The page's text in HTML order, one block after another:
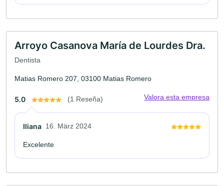
Arroyo Casanova María de Lourdes Dra.
Dentista
Matias Romero 207, 03100 Matias Romero
5.0 (1 Reseña) Valora esta empresa
Iliana 16. März 2024
Excelente